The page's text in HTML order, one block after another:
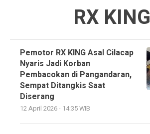
RX KING
Pemotor RX KING Asal Cilacap
Nyaris Jadi Korban
Pembacokan di Pangandaran,
Sempat Ditangkis Saat
Diserang
12 April 2026 - 14:35 WIB